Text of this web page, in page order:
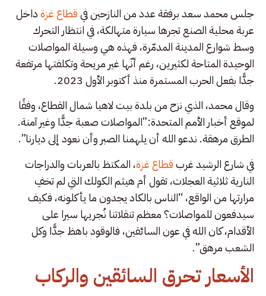
جلس محمد سعد برفقة عدد من النازحين فيقطاع غزةداخل
عربة محلية الصنع تجرها سيارة متهالكة، في انتظار التحرك
وسط شوارع المدينة المدمّرة، فهذه هي وسيلة المواصلات
الوحيدة المتاحة لكثيرين، رغم أنّها غير مريحة وتكلفتها مرتفعة
جدًّا بفعل الحرب المستمرة منذ أكتوبر الأول 2023.
وقال محمد، الذي نزح من بلدة بيت لاهيا شمال القطاع، وفقًا
لموقع أخبار الأمم المتحدة:”المواصلات صعبة جدًّا وغير آمنة.
الطرق مرهقة. ندعو الله أن يلهمنا الصبر وأن نعود إلى ديارنا”.
في شارع الرشيد غربقطاع غزة، المكتظ بالعربات والدراجات
النارية ثلاثية العجلات، تقول أم هيثم الكولك التي لم تخفِ
مرارتها من الواقع، “الناس بالكاد يجدون ما يأكلونه، فكيف
سيدفعون للمواصلات؟ معظم تنقلاتنا نُجريها سيرا على
الأقدام، كان الله في عون السائقين، فالوقود باهظ جدًّا وكل
الشعب مرهق”.
الأسعار تحرق السائقين والركاب